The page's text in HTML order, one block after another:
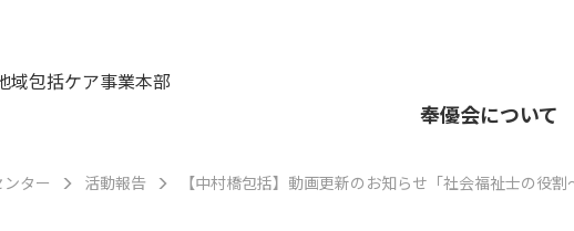
域包括ケア事業本部
奉優会について
ター 活動報告 【中村橋包括】動画更新のお知らせ「社会福祉士の役